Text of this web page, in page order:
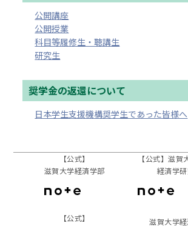
公開講座
公開授業
科目等履修生・聴講生
研究生
奨学金の返還について
日本学生支援機構奨学生であった皆様へ
【公式】
滋賀大学経済学部
【公式】滋賀
経済学
【公式】
滋賀大学